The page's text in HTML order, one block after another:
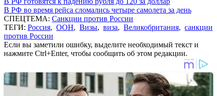
В РФ во время рейса сломались четыре самолета за день
СПЕЦТЕМА: Санкции против России
ТЕГИ: Россия, ООН, Визы, виза, Великобритания, санкции
против России
Если вы заметили ошибку, выделите необходимый текст и
нажмите Ctrl+Enter, чтобы сообщить об этом редакции.